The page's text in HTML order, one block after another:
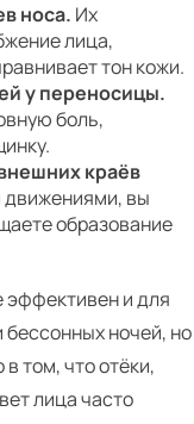
носа. Их
лица,
тон кожи.
у переносицы.
боль,
краёв
движениями, вы
образование
и для
бессонных ночей, но
том, что отёки,
лица часто